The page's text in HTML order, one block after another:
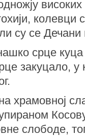
високих
колевци
су се Дечани
срце
закуцало, у
храмовној
слободе,